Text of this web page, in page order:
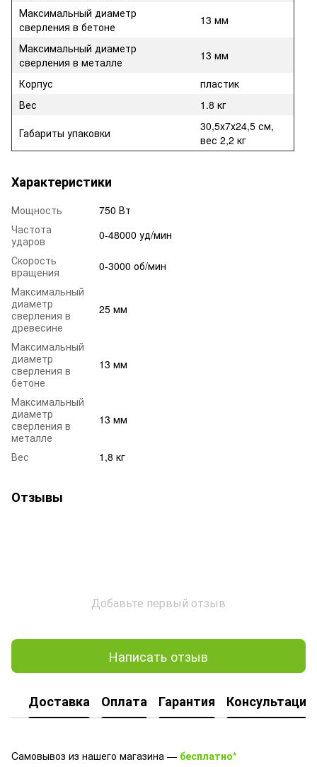
Максимальный диаметр
сверления в бетоне
13 мм
Максимальный диаметр
сверления в металле
13 мм
Корпус
пластик
Вес
1.8 кг
Габариты упаковки
30,5х7х24,5 см,
вес 2,2 кг
Характеристики
Мощность
750 Вт
Частота
ударов
0-48000 уд/мин
Скорость
вращения
0-3000 об/мин
Максимальный
диаметр
сверления в
древесине
25 мм
Максимальный
диаметр
сверления в
бетоне
13 мм
Максимальный
диаметр
сверления в
металле
13 мм
Вес 1,8 кг
Отзывы
Добавьте первый отзыв
Написать отзыв
Доставка Оплата Гарантия Консультация
Cамовывоз из нашего магазина — бесплатно*